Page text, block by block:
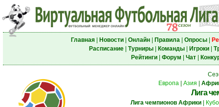
Главная| Новости| Онлайн| Правила| Опросы|
Расписание| Турниры| Команды| Игроки|
Рейтинги| Форум Чат|
Европа
Азия
Лига
Лига чемпионов Африки|